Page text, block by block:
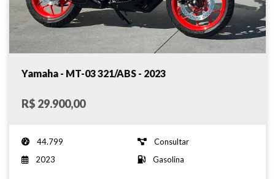
Yamaha - MT-03 321/ABS - 2023
R$ 29.900,00
44.799
Consultar
2023
Gasolina